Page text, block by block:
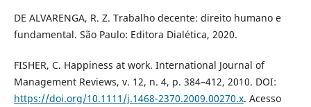
DE ALVARENGA, R. Z. Trabalho decente: direito humano e
fundamental. São Paulo: Editora Dialética, 2020.
FISHER, C. Happiness at work. International Journal of
Management Reviews, v. 12, n. 4, p. 384–412, 2010. DOI:
https://doi.org/10.1111/j.1468-2370.2009.00270.x. Acesso